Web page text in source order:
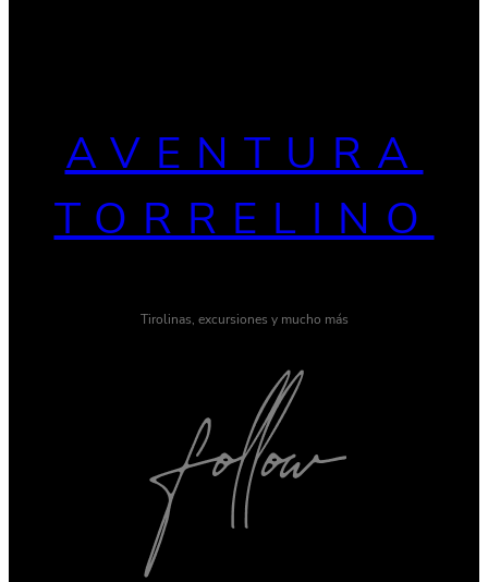
AVENTURA
TORRELINO
Tirolinas, excursiones y mucho más